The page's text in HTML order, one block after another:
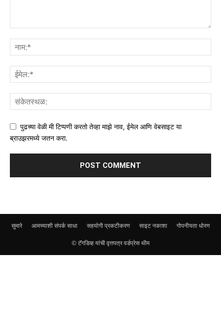
पुढच्या वेळी मी टिप्पणी करतो तेव्हा माझे नाव, ईमेल आणि वेबसाइट या
ब्राउझरमध्ये जतन करा.
सुमारे आमच्याशी संपर्क साधा सहयोगी प्रकटीकरण साइट नकाशा गोपनीयता धोरण
© टॅगडिव्ह यांची वृत्तपत्र वर्डप्रेस थीम